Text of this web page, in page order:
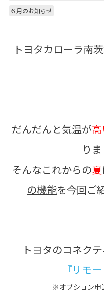
６月のお知らせ
トヨタカローラ南
だんだんと気温が
り
そんなこれからの夏
の機能を今回ご
トヨタのコネク
『リモ
※オプション申